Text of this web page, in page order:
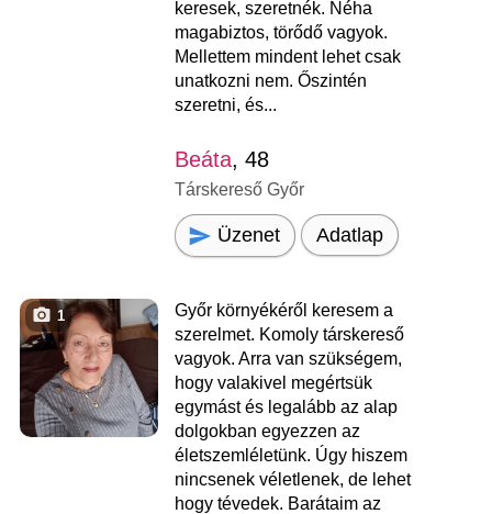
keresek, szeretnék. Néha
magabiztos, törődő vagyok.
Mellettem mindent lehet csak
unatkozni nem. Őszintén
szeretni, és...
Beáta, 48
Társkereső Győr
Üzenet Adatlap
1
Győr környékéről keresem a
szerelmet. Komoly társkereső
vagyok. Arra van szükségem,
hogy valakivel megértsük
egymást és legalább az alap
dolgokban egyezzen az
életszemléletünk. Úgy hiszem
nincsenek véletlenek, de lehet
hogy tévedek. Barátaim az